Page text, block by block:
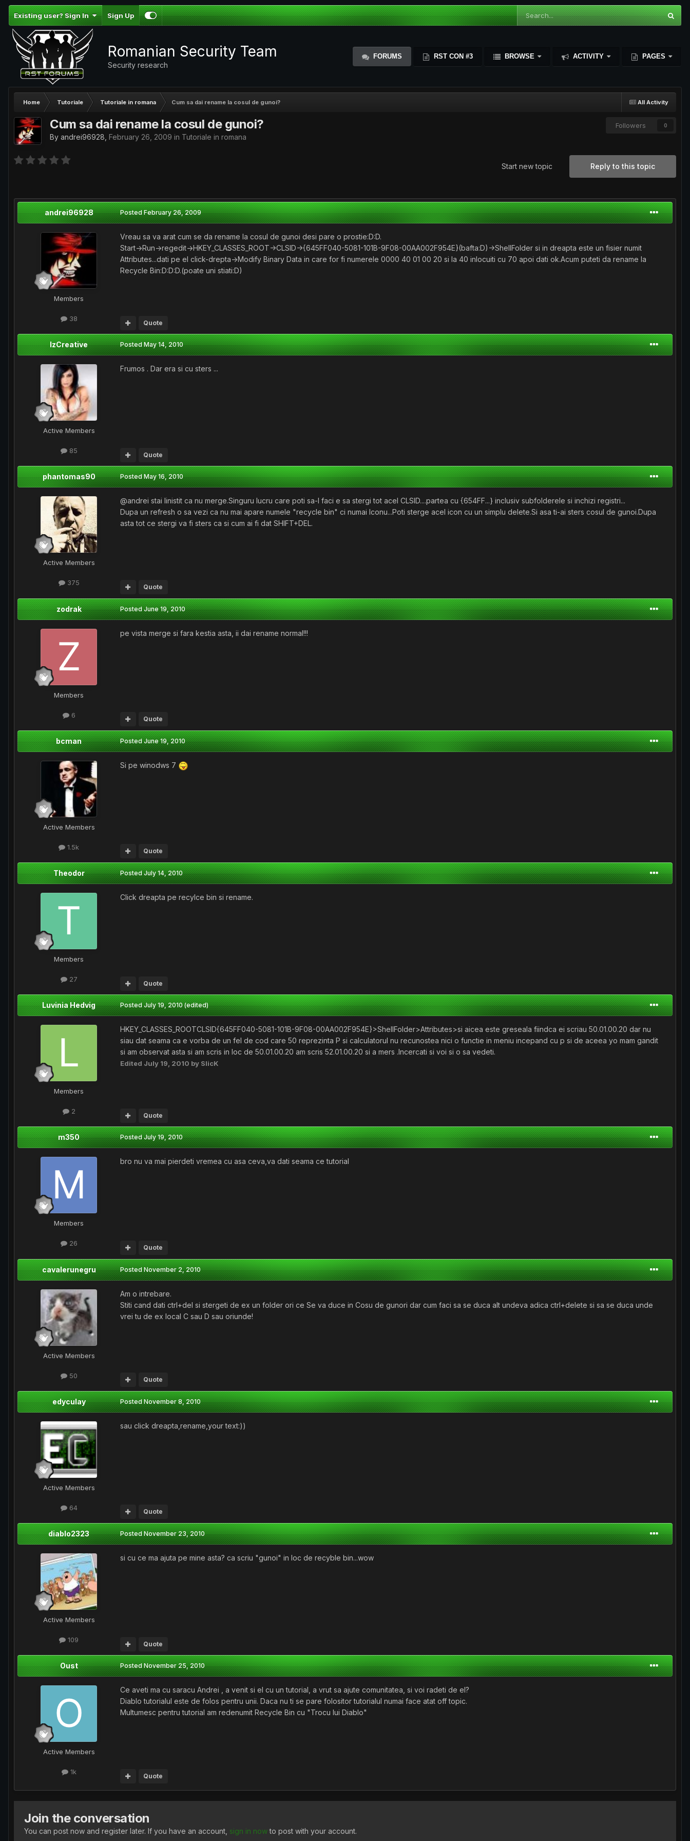
Existing user? Sign In Sign Up
Romanian Security Team
Security research
FORUMS RST CON #3 BROWSE ACTIVITY PAGES
All Activity
Home Tutoriale Tutoriale in romana Cum sa dai rename la cosul de gunoi?
Followers 0
Cum sa dai rename la cosul de gunoi?
By andrei96928 February 26, 2009 in Tutoriale in romana
Reply to this topic
Start new topic
andrei96928
Members
38
PostedFebruary 26, 2009
Vreau sa va arat cum se da rename la cosul de gunoi desi pare o prostie:D:D.
Start->Run->regedit->HKEY_CLASSES_ROOT->CLSID->{645FF040-5081-101B-9F08-00AA002F954E}(bafta:D)->ShellFolder si in dreapta este un fisier numit
Attributes...dati pe el click-drepta->Modify Binary Data in care for fi numerele 0000 40 01 00 20 si la 40 inlocuiti cu 70 apoi dati ok.Acum puteti da rename la
Recycle Bin:D:D:D.(poate uni stiati:D)
Quote
IzCreative
Active Members
85
PostedMay 14, 2010
Frumos . Dar era si cu sters ...
Quote
phantomas90
Active Members
375
PostedMay 16, 2010
@andrei stai linistit ca nu merge.Singuru lucru care poti sa-l faci e sa stergi tot acel CLSID....partea cu {654FF...} inclusiv subfolderele si inchizi registri...
Dupa un refresh o sa vezi ca nu mai apare numele "recycle bin" ci numai Iconu...Poti sterge acel icon cu un simplu delete.Si asa ti-ai sters cosul de gunoi.Dupa
asta tot ce stergi va fi sters ca si cum ai fi dat SHIFT+DEL.
Quote
zodrak
Members
6
PostedJune 19, 2010
pe vista merge si fara kestia asta, ii dai rename normal!!!
Quote
bcman
Active Members
1.5k
PostedJune 19, 2010
Si pe winodws 7
Quote
Theodor
Members
27
PostedJuly 14, 2010
Click dreapta pe recylce bin si rename.
Quote
Luvinia Hedvig
Members
2
PostedJuly 19, 2010 (edited)
HKEY_CLASSES_ROOTCLSID{645FF040-5081-101B-9F08-00AA002F954E}>ShellFolder>Attributes>si aicea este greseala fiindca ei scriau 50.01.00.20 dar nu
siau dat seama ca e vorba de un fel de cod care 50 reprezinta P si calculatorul nu recunostea nici o functie in meniu incepand cu p si de aceea yo mam gandit
si am observat asta si am scris in loc de 50.01.00.20 am scris 52.01.00.20 si a mers .Incercati si voi si o sa vedeti.
Edited July 19, 2010 by SlicK
Quote
m350
Members
26
PostedJuly 19, 2010
bro nu va mai pierdeti vremea cu asa ceva,va dati seama ce tutorial
Quote
cavalerunegru
Active Members
50
PostedNovember 2, 2010
Am o intrebare.
Stiti cand dati ctrl+del si stergeti de ex un folder ori ce Se va duce in Cosu de gunori dar cum faci sa se duca alt undeva adica ctrl+delete si sa se duca unde
vrei tu de ex local C sau D sau oriunde!
Quote
edyculay
Active Members
64
PostedNovember 8, 2010
sau click dreapta,rename,your text:))
Quote
diablo2323
Active Members
109
PostedNovember 23, 2010
si cu ce ma ajuta pe mine asta? ca scriu "gunoi" in loc de recyble bin...wow
Quote
Oust
Active Members
1k
PostedNovember 25, 2010
Ce aveti ma cu saracu Andrei , a venit si el cu un tutorial, a vrut sa ajute comunitatea, si voi radeti de el?
Diablo tutorialul este de folos pentru unii. Daca nu ti se pare folositor tutorialul numai face atat off topic.
Multumesc pentru tutorial am redenumit Recycle Bin cu "Trocu lui Diablo"
Quote
Join the conversation
You can post now and register later. If you have an account, sign in nowto post with your account.